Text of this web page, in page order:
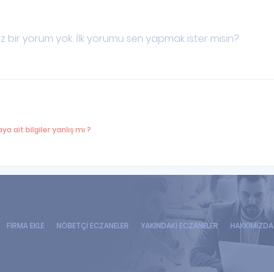
bir yorum yok. İlk yorumu sen yapmak ister misin?
ait bilgiler yanlış mı ?
FİRMA EKLE NÖBETÇİ ECZANELER YAKINDAKİ ECZANELER HAKKIMIZDA